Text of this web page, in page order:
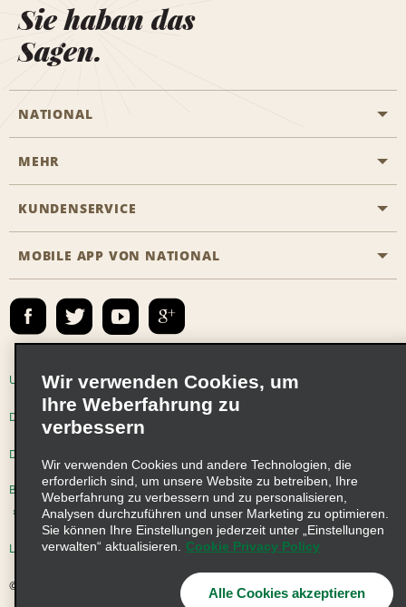
Sie haban das
Sagen.
NATIONAL
Eine Reservierung vornehmen
Das Business Rental Programm
Emerald Club Anmelden
MEHR
Karriere
KUNDENSERVICE
Barrierefreiheit
Kontakt
E-Mail anmelden
MOBILE APP VON NATIONAL
Unternehmensinformationen Nutzungsbedingungen
Datenschutzrichtlinie Cookie-Richtlinie
Datenschutzoptionen
Beschwerdeverfahren nach dem Lieferkettensorgfaltspflichtengesetz
Lieferkettensorgfaltspflichtengesetz (LkSG) Grundsatzerklärung
© 2026 Enterprise Holdings, Inc. Alle Rechte vorbehalten
Wir verwenden Cookies, um
Ihre Weberfahrung zu
verbessern
Wir verwenden Cookies und andere Technologien, die
erforderlich sind, um unsere Website zu betreiben, Ihre
Weberfahrung zu verbessern und zu personalisieren,
Analysen durchzuführen und unser Marketing zu optimieren.
Sie können Ihre Einstellungen jederzeit unter „Einstellungen
verwalten“ aktualisieren.
Cookie Privacy Policy
Alle Cookies akzeptieren